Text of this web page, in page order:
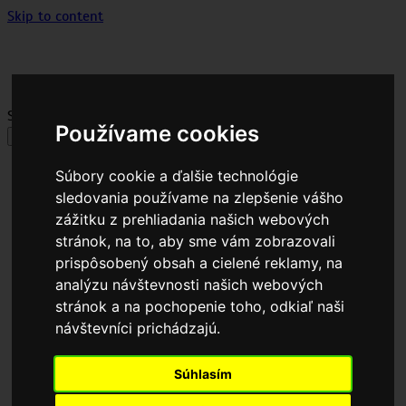
Používame cookies
Súbory cookie a ďalšie technológie
sledovania používame na zlepšenie vášho
zážitku z prehliadania našich webových
stránok, na to, aby sme vám zobrazovali
prispôsobený obsah a cielené reklamy, na
analýzu návštevnosti našich webových
stránok a na pochopenie toho, odkiaľ naši
návštevníci prichádzajú.
Súhlasím
Skip to content
Search for:
Domov
Naša stála ponuka
Sortiment, akcie a výpredaje
Trapézové a vlnité plechy
Trapézové plechy T18
Trapézové plechy T8
Vlnité plechy
Plechové strešné krytiny
Plotové systémy
Oceľové profily a rúry
Príslušenstvo a montáž
Často kladené otázky